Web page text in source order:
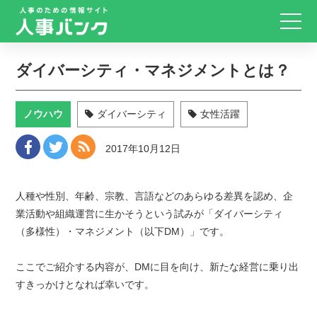
ダイバーシティ・マネジメントとは？
ノウハウ ダイバーシティ 女性活躍
2017年10月12日
人種や性別、年齢、宗教、言語などのあらゆる差異を認め、企
業活動や組織運営に生かそうという試みが「ダイバーシティ
（多様性）・マネジメント（以下DM）」です。
ここでご紹介する内容が、DMに目を向け、新たな経営に乗り出
すきっかけとなれば幸いです。